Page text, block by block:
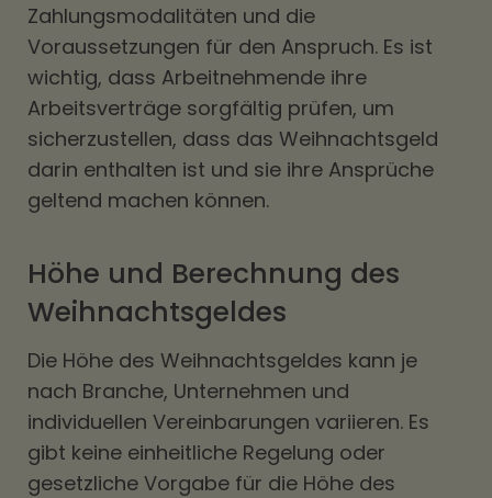
Zahlungsmodalitäten und die
Voraussetzungen für den Anspruch. Es ist
wichtig, dass Arbeitnehmende ihre
Arbeitsverträge sorgfältig prüfen, um
sicherzustellen, dass das Weihnachtsgeld
darin enthalten ist und sie ihre Ansprüche
geltend machen können.
Höhe und Berechnung des
Weihnachtsgeldes
Die Höhe des Weihnachtsgeldes kann je
nach Branche, Unternehmen und
individuellen Vereinbarungen variieren. Es
gibt keine einheitliche Regelung oder
gesetzliche Vorgabe für die Höhe des